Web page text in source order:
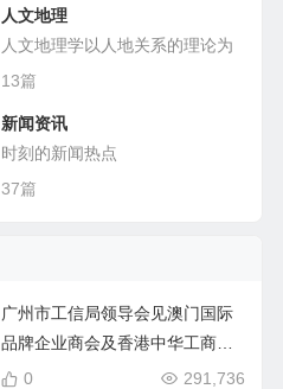
人文地理
人文地理学以人地关系的理论为
基础，探讨各种人文现象的地理
13篇
新闻资讯
时刻的新闻热点
37篇
广州市工信局领导会见澳门国际
品牌企业商会及香港中华工商总
会代表
291,736
0